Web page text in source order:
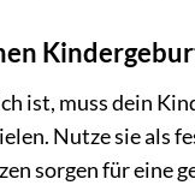
ist, muss dein
Nutze sie
sorgen für